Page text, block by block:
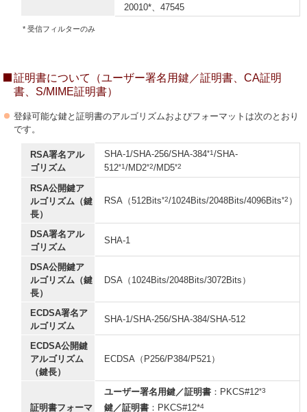
20010*、47545
* 受信フィルターのみ
証明書について（ユーザー署名用鍵／証明書、CA証明
書、S/MIME証明書）
登録可能な鍵と証明書のアルゴリズムおよびフォーマットは次のとおり
です。
RSA署名アル
ゴリズム
SHA-1/SHA-256/SHA-384*1/SHA-
512*1/MD2*2/MD5*2
RSA公開鍵ア
ルゴリズム（鍵
長）
RSA（512Bits*2/1024Bits/2048Bits/4096Bits*2 ）
DSA署名アル
ゴリズム
SHA-1
DSA公開鍵ア
ルゴリズム（鍵
長）
DSA（1024Bits/2048Bits/3072Bits）
ECDSA署名ア
ルゴリズム
SHA-1/SHA-256/SHA-384/SHA-512
ECDSA公開鍵
アルゴリズム
（鍵長）
ECDSA（P256/P384/P521）
証明書フォーマ
ユーザー署名用鍵／証明書 ：PKCS#12*3
鍵／証明書 ：PKCS#12*4